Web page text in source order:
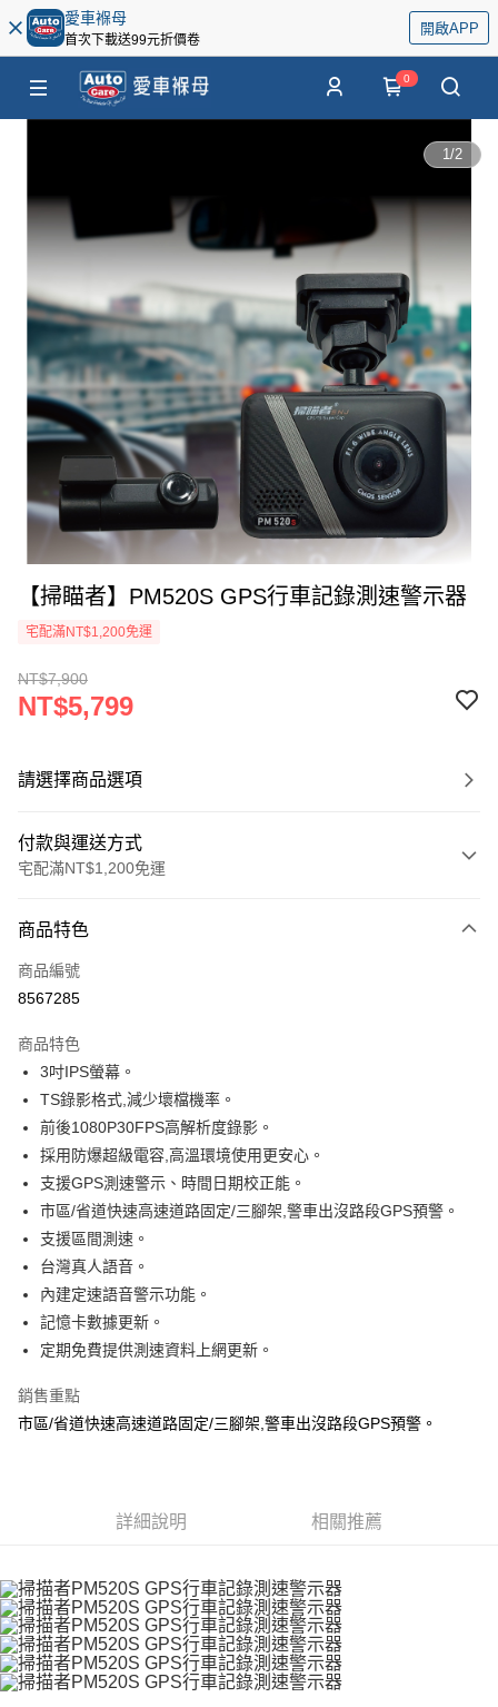
愛車褓母
首次下載送99元折價卷
開啟APP
0
1/2
【掃瞄者】PM520S GPS行車記錄測速警示器
宅配滿NT$1,200免運
NT$7,900
NT$5,799
請選擇商品選項
付款與運送方式
宅配滿NT$1,200免運
信用卡一次付款
信用卡分期付款
合作金庫商業銀行
華南商業銀行
上海商業儲蓄銀行
國泰世華商業銀行
臺灣中小企業銀行
台中商業銀行
匯豐（台灣）商業銀行
華泰商業銀行
聯邦商業銀行
遠東國際商業銀行
元大商業銀行
永豐商業銀行
玉山商業銀行
台新國際商業銀行
台灣樂天信用卡公司
LINE Pay
Apple Pay
街口支付
悠遊付
AFTEE先享後付
相關說明
【關於「AFTEE先享後付」】
AFTEE先享後付是「在收到商品之後才付款」的支付方式。 讓您購物簡單
便利好安心！
２．便利：只要手機號碼，簡訊認證，即可結帳。
３．安心：先確認商品／服務後，再付款。
２．訂單成立數日內，您將收到繳費通知簡訊。
※ 請注意：結帳手續完成當下不需立刻繳費，但若您需要取消訂單，請聯絡
購買商品的店家。未經商家同意取消之訂單仍視為有效，需透過AFTEE先享
後付繳納相關費用。
※ 交易是否成功請以「AFTEE先享後付 」之結帳頁面顯示為準，若有關於
是否繳費成功／繳費後需取消欲退款等相關疑問，請聯繫「AFTEE先享後付
客戶支援中心」https://netprotections.freshdesk.com/support/home
運送方式
宅配(快速到貨)
免運費
商品特色
商品編號
8567285
商品特色
3吋IPS螢幕。
TS錄影格式,減少壞檔機率。
前後1080P30FPS高解析度錄影。
採用防爆超級電容,高溫環境使用更安心。
支援GPS測速警示、時間日期校正能。
市區/省道快速高速道路固定/三腳架,警車出沒路段GPS預警。
支援區間測速。
台灣真人語音。
內建定速語音警示功能。
記憶卡數據更新。
定期免費提供測速資料上網更新。
銷售重點
市區/省道快速高速道路固定/三腳架,警車出沒路段GPS預警。
詳細說明 相關推薦